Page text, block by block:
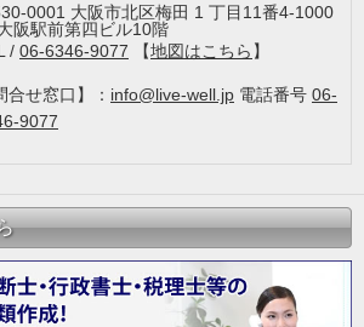
0001 大阪市北区梅田 1 丁目11番4-1000
阪駅前第四ビル10階
/ 06-6346-9077 【地図はこちら 】
合せ窓口】： info@live-well.jp 電話番号 06-
9077